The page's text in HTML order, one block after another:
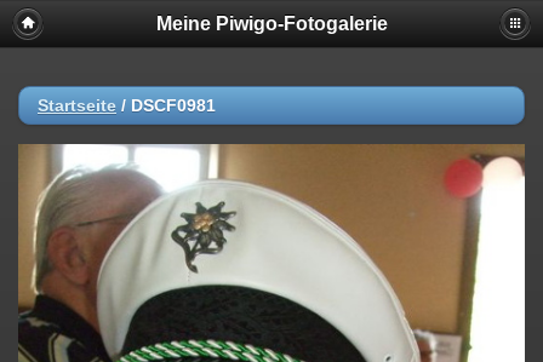
Meine Piwigo-Fotogalerie
Startseite / DSCF0981